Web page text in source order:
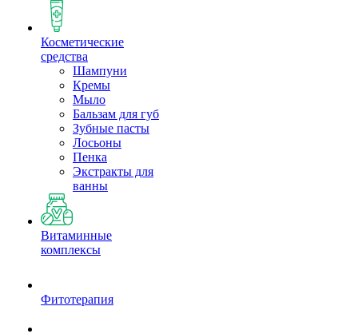
Косметические
средства
Шампуни
Кремы
Мыло
Бальзам для губ
Зубные пасты
Лосьоны
Пенка
Экстракты для
ванны
Витаминные
комплексы
Фитотерапия